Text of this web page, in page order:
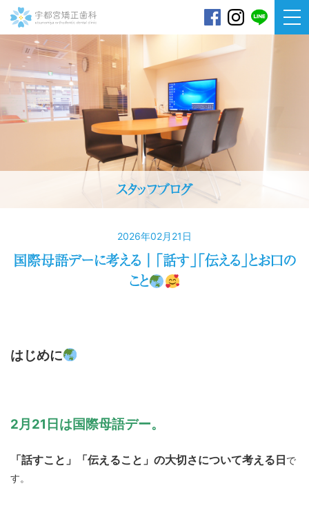
宇都宮矯正歯科
スタッフブログ
2026年02月21日
国際母語デーに考える｜「話す」「伝える」とお口の
こと
はじめに
2月21日は国際母語デー。
「話すこと」「伝えること」の大切さについて考える日で
す。